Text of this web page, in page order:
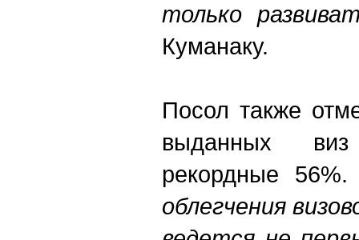
только
Куманаку.
Посол также
выданных
рекордные 56%.
облегчения